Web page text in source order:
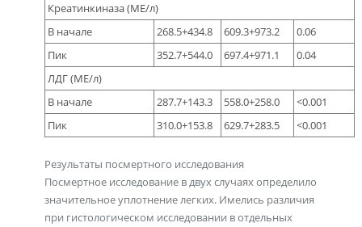
Креатинкиназа (МЕ/л)
В начале
268.5+434.8 609.3+973.2
0.06
Пик
352.7+544.0 697.4+971.1
0.04
ЛДГ (МЕ/л)
В начале
287.7+143.3 558.0+258.0
<0.001
Пик
310.0+153.8 629.7+283.5 <0.001
Результаты посмертного исследования
Посмертное исследование в двух случаях определило
значительное уплотнение легких. Имелись различия
при гистологическом исследовании в отдельных